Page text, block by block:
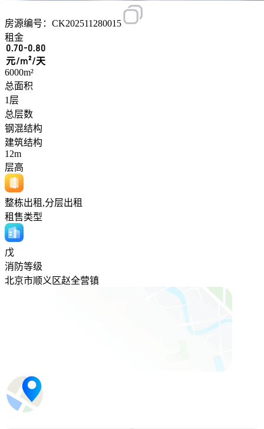
房源编号：CK202511280015
租金
0.70-0.80
元/m²/天
6000m²
总面积
1层
总层数
钢混结构
建筑结构
12m
层高
整栋出租,分层出租
租售类型
戊
消防等级
北京市顺义区赵全营镇